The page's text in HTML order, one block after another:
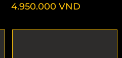
4.950.000 VND